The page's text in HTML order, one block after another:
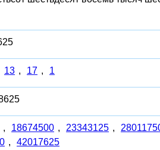
13 , 17 , 1
, 18674500 , 23343125 ,
, 42017625